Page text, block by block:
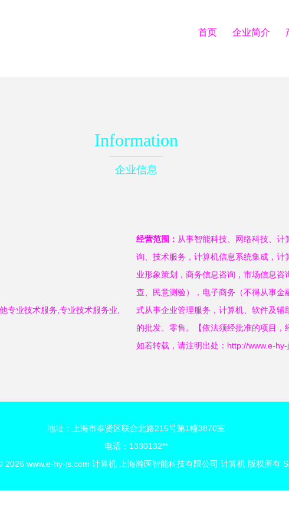
首页 企业简介
Information
企业信息
专业技术服务,专业技术服务业,
经营范围： 从事智能科技、网络科技、
询、技术服务，计算机信息系统集成，
业形象策划，商务信息咨询，市场信息
查、民意测验），电子商务（不得从事
式从事企业管理服务，计算机、软件及
的批发、零售。【依法须经批准的项目，
如若转载，请注明出处：http://www.e-
地址：上海市奉贤区联合北路215号第1幢3870室
电话：1330132**
2026 www.e-hy-js.com 计算机 上海瀚医智能科技有限公司 计算机 版权所有